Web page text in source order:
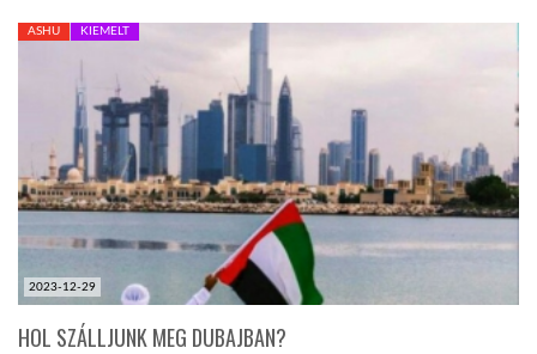
GLOBOTV
A NAP SZÉPE
2023-12-29
ASHU KIEMELT
HOL SZÁLLJUNK MEG DUBAJBAN?